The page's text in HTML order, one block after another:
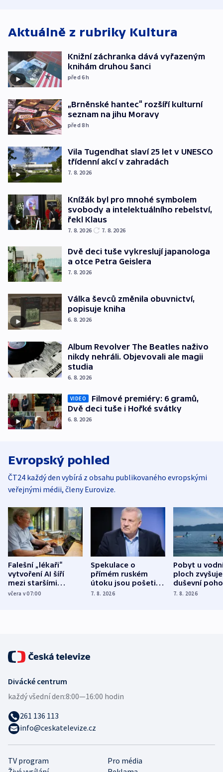
Aktuálně z rubriky Kultura
Knižní záchranka dává vyřazeným
knihám druhou šanci
před 6h
„Brněnské hantec“ rozšíří kulturní
seznam na jihu Moravy
před 8h
Vila Tugendhat slaví 25 let v UNESCO
třídenní akcí v zahradách
7. 8. 2026
Knížák byl pro mnohé symbolem
svobody a intelektuálního rebelství,
řekl Klaus
7. 8. 2026 7. 8. 2026
Dvě deci tuše vykreslují japanologa
a otce Petra Geislera
7. 8. 2026
Válka ševců změnila obuvnictví,
popisuje kniha
6. 8. 2026
Album Revolver The Beatles naživo
nikdy nehráli. Objevovali ale magii
studia
6. 8. 2026
VIDEO
Filmové premiéry: 6 gramů,
Dvě deci tuše i Hořké svátky
6. 8. 2026
Evropský pohled
ČT24 každý den vybírá z obsahu publikovaného evropskými
veřejnými médii, členy Eurovize.
Falešní „lékaři“
vytvoření AI šíří
mezi staršími
Poláky nebezpečné
včera v 07:00
Spekulace o
přímém ruském
útoku jsou pošetilé,
míní estonský
7. 8. 2026
Pobyt u
ploch zvyšuje
duševní
ukázala
7. 8. 2026
TV program
Pro média
Divácké centrum
každý všední den:8:00—16:00 hodin
261 136 113
info@ceskatelevize.cz